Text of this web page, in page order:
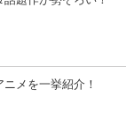
ニメを一挙紹介！